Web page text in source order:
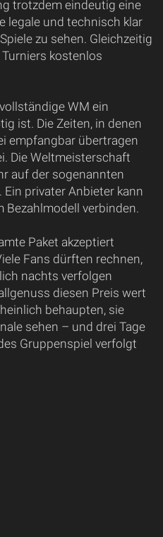
trotzdem eindeutig eine
legale und technisch klar
zu sehen. Gleichzeitig
kostenlos
WM ein
ist. Die Zeiten, in denen
empfangbar übertragen
Die Weltmeisterschaft
auf der sogenannten
Ein privater Anbieter kann
Bezahlmodell verbinden.
Paket akzeptiert
Fans dürften rechnen,
nachts verfolgen
diesen Preis wert
behaupten, sie
sehen – und drei Tage
Gruppenspiel verfolgt